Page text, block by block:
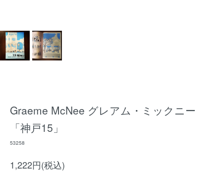
Graeme McNee グレアム・ミックニー
「神戸15」
53258
1,222円(税込)